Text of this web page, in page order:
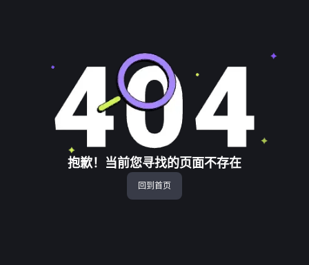
抱歉！当前您寻找的页面不存在
回到首页